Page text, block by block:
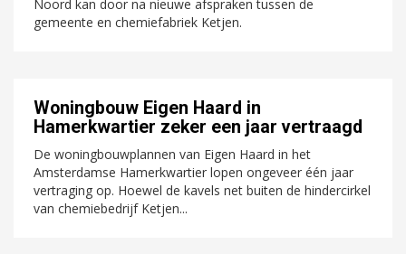
Noord kan door na nieuwe afspraken tussen de
gemeente en chemiefabriek Ketjen.
Woningbouw Eigen Haard in
Hamerkwartier zeker een jaar vertraagd
De woningbouwplannen van Eigen Haard in het
Amsterdamse Hamerkwartier lopen ongeveer één jaar
vertraging op. Hoewel de kavels net buiten de hindercirkel
van chemiebedrijf Ketjen...